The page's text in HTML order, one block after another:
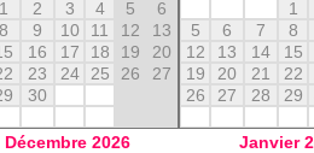
1
2 3 4 5
6
8 9 10 11 12
13
16 17 18 19
20
23 24 25 26
27
30
1
5
6 7 8
12
13 14 15
19
20 21 22
26
27 28 29
Décembre 2026
Janvier